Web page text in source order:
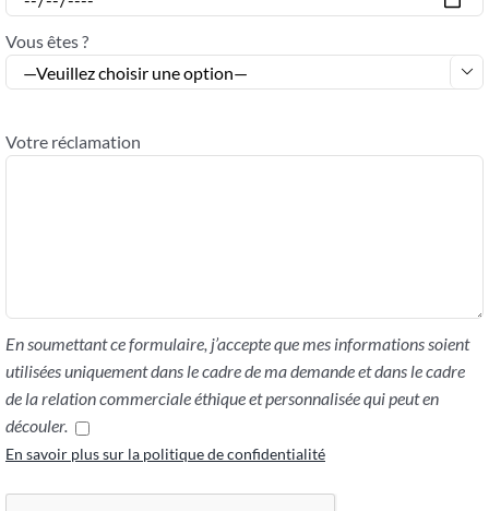
Vous êtes ?

Votre réclamation
En soumettant ce formulaire, j’accepte que mes informations soient
utilisées uniquement dans le cadre de ma demande et dans le cadre
de la relation commerciale éthique et personnalisée qui peut en
découler.
En savoir plus sur la politique de confidentialité